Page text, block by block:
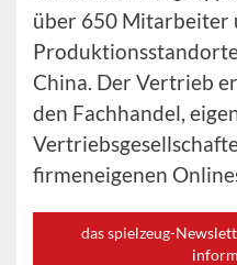
über 650 Mitarbeiter
China. Der Vertrieb
den Fachhandel,
firmeneigenen
das spielzeug-